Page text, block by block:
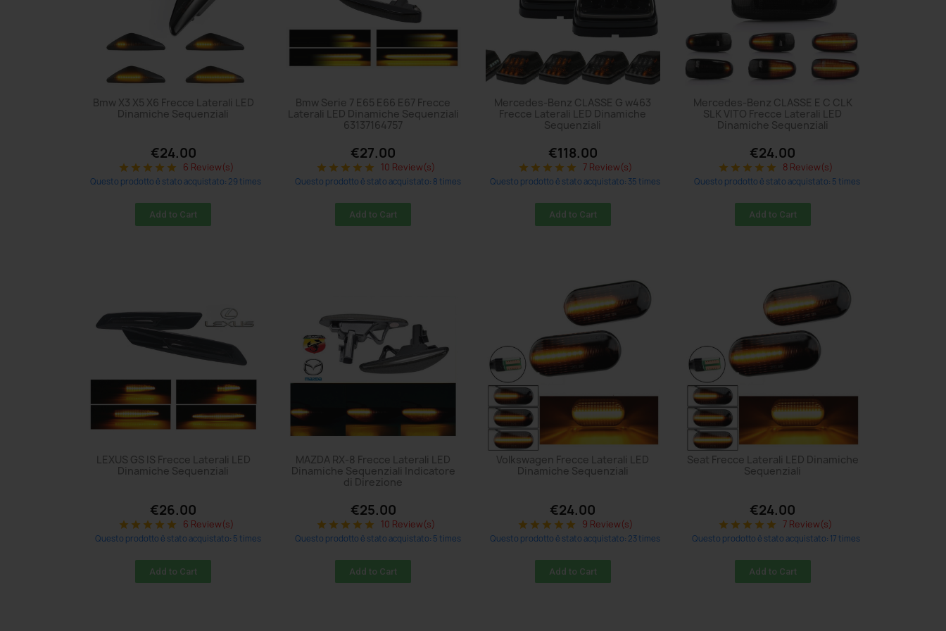
Bmw X3 X5 X6 Frecce Laterali LED
Dinamiche Sequenziali
€24.00
star star star star star 6 Review(s)
Questo prodotto è stato acquistato: 29 times
Add to Cart
Bmw Serie 7 E65 E66 E67 Frecce
Laterali LED Dinamiche Sequenziali
63137164757
€27.00
star star star star star 10 Review(s)
Questo prodotto è stato acquistato: 8 times
Add to Cart
Mercedes-Benz CLASSE G w463
Frecce Laterali LED Dinamiche
Sequenziali
€118.00
star star star star star 7 Review(s)
Questo prodotto è stato acquistato: 35 times
Add to Cart
Mercedes-Benz CLASSE E C CLK
SLK VITO Frecce Laterali LED
Dinamiche Sequenziali
€24.00
star star star star star 8 Review(s)
Questo prodotto è stato acquistato: 5 times
Add to Cart
LEXUS GS IS Frecce Laterali LED
Dinamiche Sequenziali
€26.00
star star star star star 6 Review(s)
Questo prodotto è stato acquistato: 5 times
Add to Cart
MAZDA RX-8 Frecce Laterali LED
Dinamiche Sequenziali Indicatore
di Direzione
€25.00
star star star star star 10 Review(s)
Questo prodotto è stato acquistato: 5 times
Add to Cart
Volkswagen Frecce Laterali LED
Dinamiche Sequenziali
€24.00
star star star star star 9 Review(s)
Questo prodotto è stato acquistato: 23 times
Add to Cart
Seat Frecce Laterali LED Dinamiche
Sequenziali
€24.00
star star star star star 7 Review(s)
Questo prodotto è stato acquistato: 17 times
Add to Cart